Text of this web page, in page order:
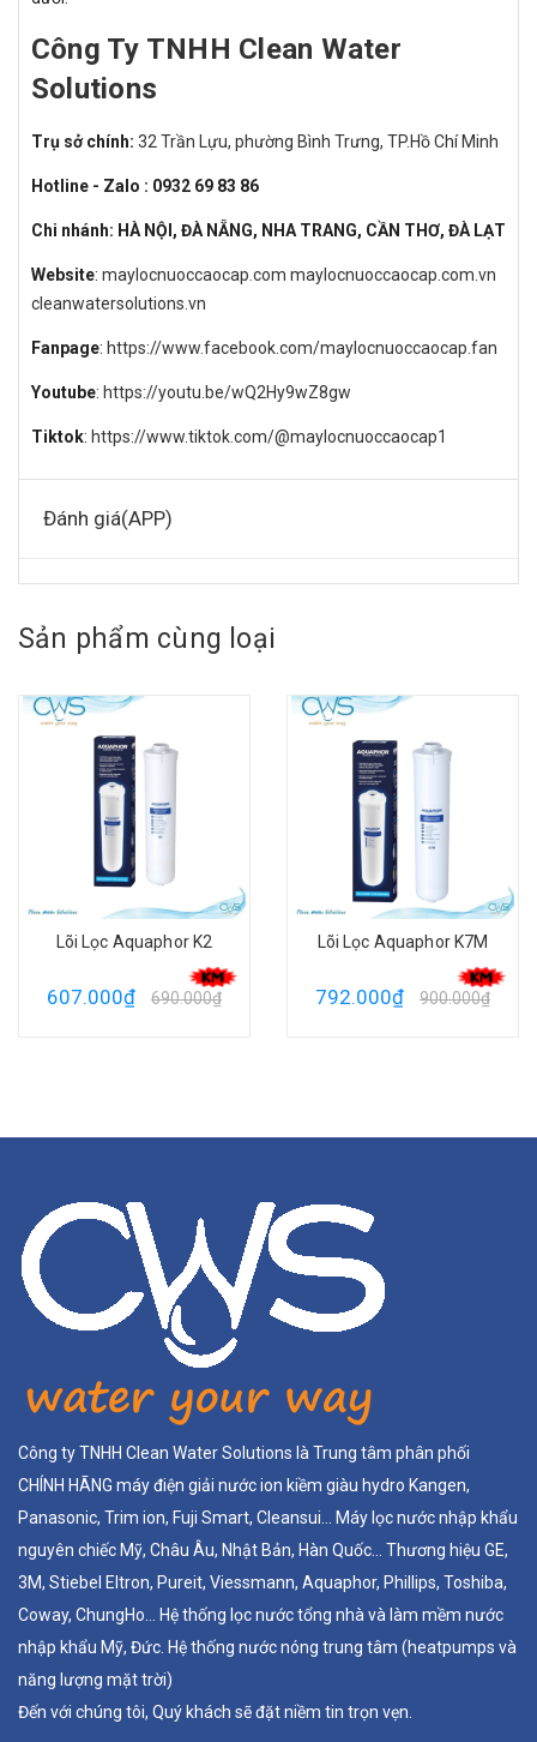
Công Ty TNHH Clean Water
Solutions
Trụ sở chính: 32 Trần Lựu, phường Bình Trưng, TP.Hồ Chí Minh
Hotline - Zalo : 0932 69 83 86
Chi nhánh: HÀ NỘI, ĐÀ NẴNG, NHA TRANG, CẦN THƠ, ĐÀ LẠT
Website: maylocnuoccaocap.com maylocnuoccaocap.com.vn
cleanwatersolutions.vn
Fanpage: https://www.facebook.com/maylocnuoccaocap.fan
Youtube: https://youtu.be/wQ2Hy9wZ8gw
Tiktok: https://www.tiktok.com/@maylocnuoccaocap1
Đánh giá(APP)
Sản phẩm cùng loại
Lõi Lọc Aquaphor K7M
792.000₫ 900.000₫
Lõi Lọc Aquaphor K7
656.000₫ 745.000₫
Công ty TNHH Clean Water Solutions là Trung tâm phân phối
CHÍNH HÃNG máy điện giải nước ion kiềm giàu hydro Kangen,
Panasonic, Trim ion, Fuji Smart, Cleansui... Máy lọc nước nhập khẩu
nguyên chiếc Mỹ, Châu Âu, Nhật Bản, Hàn Quốc... Thương hiệu GE,
3M, Stiebel Eltron, Pureit, Viessmann, Aquaphor, Phillips, Toshiba,
Coway, ChungHo... Hệ thống lọc nước tổng nhà và làm mềm nước
nhập khẩu Mỹ, Đức. Hệ thống nước nóng trung tâm (heatpumps và
năng lượng mặt trời)
Đến với chúng tôi, Quý khách sẽ đặt niềm tin trọn vẹn.